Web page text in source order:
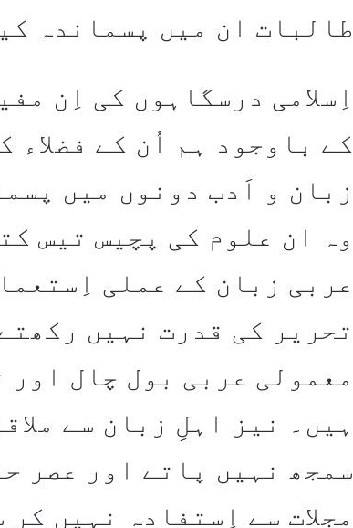
طالبات ان میں پسماندہ
اِسلامی درسگاہوں کی اِن
کے باوجود ہم اُن کے
زبان و اَدب دونوں میں
وہ ان علوم کی پچیس تیس
عربی زبان کے عملی
تحریر کی قدرت نہیں
معمولی عربی بول چال
ہیں۔ نیز اہلِ زبان سے
سمجھ نہیں پاتے اور عصر
مجلات سے اِستفادہ نہیں